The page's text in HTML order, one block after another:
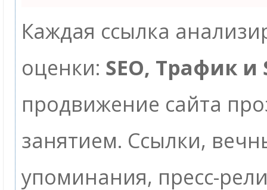
Каждая ссылка
оценки: SEO, Трафик и
продвижение сайта
занятием. Ссылки,
упоминания, пресс-